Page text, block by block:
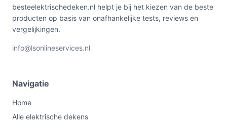
besteelektrischedeken.nl helpt je bij het kiezen van de beste
producten op basis van onafhankelijke tests, reviews en
vergelijkingen.
info@lsonlineservices.nl
Navigatie
Home
Alle elektrische dekens